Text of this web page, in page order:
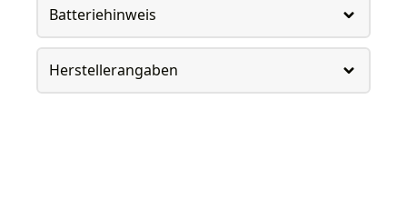
Batteriehinweis
Herstellerangaben